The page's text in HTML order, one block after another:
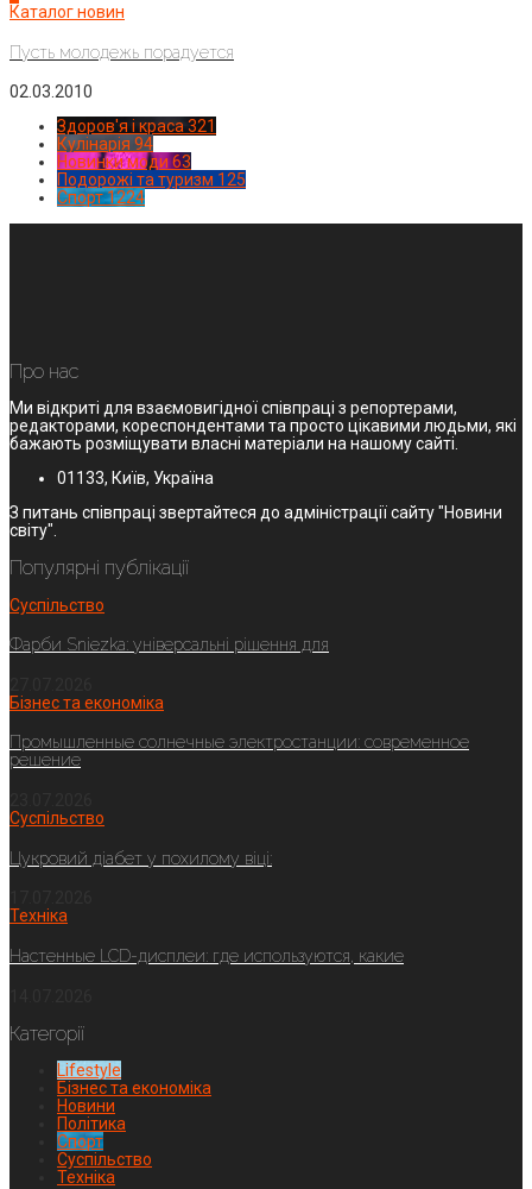
Каталог новин
Пусть молодежь порадуется
02.03.2010
Здоров'я і краса 321
Кулінарія 94
Новинки моди 63
Подорожі та туризм 125
Спорт1224
Про нас
Ми відкриті для взаємовигідної співпраці з репортерами,
редакторами, кореспондентами та просто цікавими людьми, які
бажають розміщувати власні матеріали на нашому сайті.
01133, Київ, Україна
З питань співпраці звертайтеся до адміністрації сайту "Новини
світу".
Популярні публікації
Суспільство
Фарби Sniezka: універсальні рішення для
Бізнес та економіка
Промышленные солнечные электростанции: современное
решение
Суспільство
Цукровий діабет у похилому віці:
Техніка
Настенные LCD-дисплеи: где используются, какие
Категорії
Lifestyle
Бізнес та економіка
Новини
Політика
Спорт
Суспільство
Техніка